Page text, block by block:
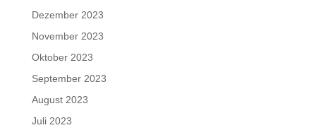
Dezember 2023
November 2023
Oktober 2023
September 2023
August 2023
Juli 2023